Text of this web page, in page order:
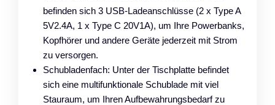
befinden sich 3 USB-Ladeanschlüsse (2 x Type A
5V2.4A, 1 x Type C 20V1A), um Ihre Powerbanks,
Kopfhörer und andere Geräte jederzeit mit Strom
zu versorgen.
Schubladenfach: Unter der Tischplatte befindet
sich eine multifunktionale Schublade mit viel
Stauraum, um Ihren Aufbewahrungsbedarf zu